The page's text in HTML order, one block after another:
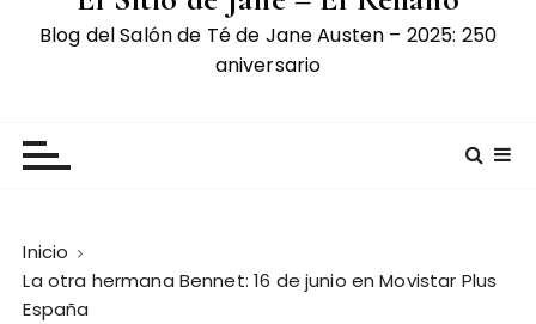
Blog del Salón de Té de Jane Austen – 2025: 250
aniversario
Inicio
La otra hermana Bennet: 16 de junio en Movistar Plus
España